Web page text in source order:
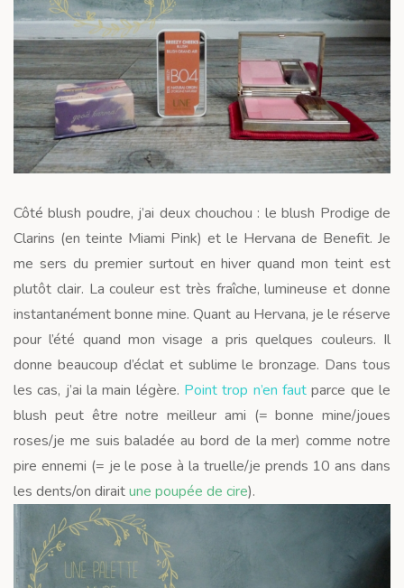
Côté blush poudre, j’ai deux chouchou : le blush Prodige de
Clarins (en teinte Miami Pink) et le Hervana de Benefit. Je
me sers du premier surtout en hiver quand mon teint est
plutôt clair. La couleur est très fraîche, lumineuse et donne
instantanément bonne mine. Quant au Hervana, je le réserve
pour l’été quand mon visage a pris quelques couleurs. Il
donne beaucoup d’éclat et sublime le bronzage. Dans tous
les cas, j’ai la main légère. Point trop n’en faut parce que le
blush peut être notre meilleur ami (= bonne mine/joues
roses/je me suis baladée au bord de la mer) comme notre
pire ennemi (= je le pose à la truelle/je prends 10 ans dans
les dents/on diraitune poupée de cire).